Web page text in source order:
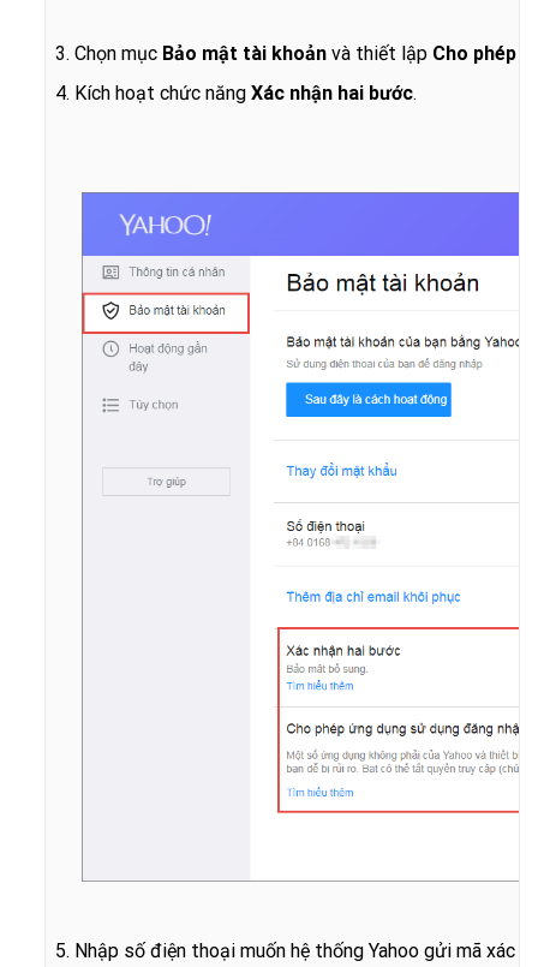
3. Chọn mục Bảo mật tài khoản và thiết lập Cho phép
4. Kích hoạt chức năng Xác nhận hai bước.
5. Nhập số điện thoại muốn hệ thống Yahoo gửi mã xác